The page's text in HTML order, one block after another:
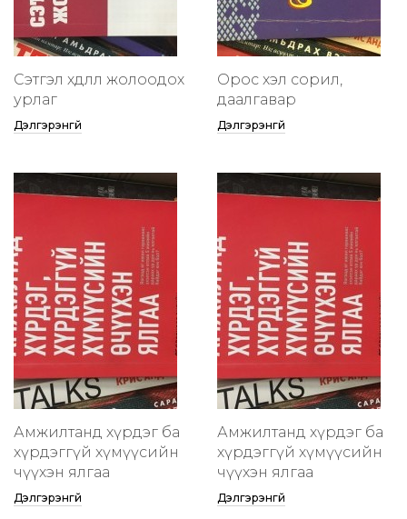
Сэтгэл хөдлөлөө жолоодох
урлаг
Дэлгэрэнгүй
Орос хэл сорил,
даалгавар
Дэлгэрэнгүй
Амжилтанд хүрдэг ба
хүрдэггүй хүмүүсийн
өчүүхэн ялгаа
Дэлгэрэнгүй
Амжилтанд хүрдэг ба
хүрдэггүй хүмүүсийн
өчүүхэн ялгаа
Дэлгэрэнгүй